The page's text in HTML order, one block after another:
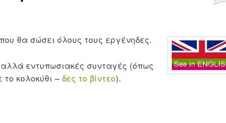
θα σώσει όλους τους εργένηδες.
αλλά εντυπωσιακές συνταγές (όπως
κολοκύθι – δες το βίντεο).